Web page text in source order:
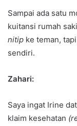
Sampai ada satu
kuitansi rumah
nitip ke teman,
sendiri.
Zahari:
Saya ingat Irine
klaim kesehatan